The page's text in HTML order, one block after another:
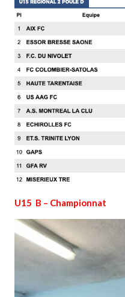
U15 B – Championnat